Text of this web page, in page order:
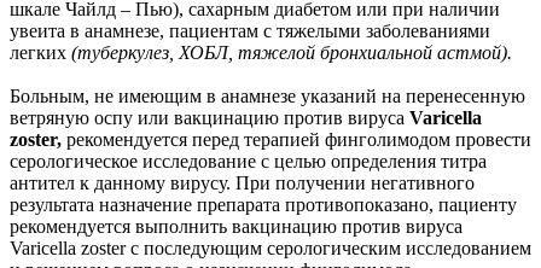
шкале Чайлд – Пью), сахарным диабетом или при наличии
увеита в анамнезе, пациентам с тяжелыми заболеваниями
легких (туберкулез, ХОБЛ, тяжелой бронхиальной астмой).
Больным, не имеющим в анамнезе указаний на перенесенную
ветряную оспу или вакцинацию против вируса Varicella
zoster, рекомендуется перед терапией финголимодом провести
серологическое исследование с целью определения титра
антител к данному вирусу. При получении негативного
результата назначение препарата противопоказано, пациенту
рекомендуется выполнить вакцинацию против вируса
Varicella zoster с последующим серологическим исследованием